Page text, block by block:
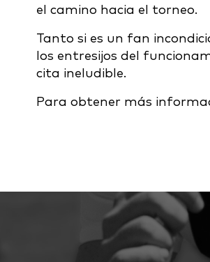
el camino hacia el torneo.
Tanto si es un fan
los entresijos del
cita ineludible.
Para obtener más